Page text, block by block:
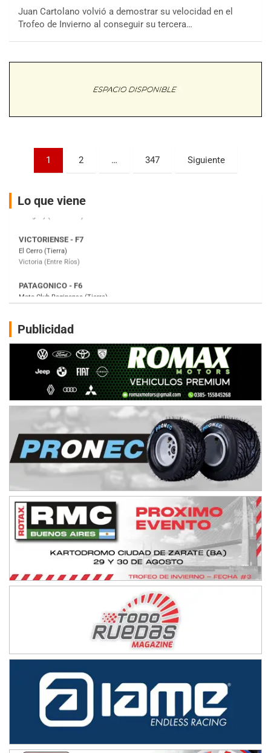
Juan Cartolano volvió a demostrar su velocidad en el
Trofeo de Invierno al conseguir su tercera…
Paginación
entradas
1 2 … 347 Siguiente
Lo que viene
COBERTURA ESPECIAL DE E-KART.COM.AR
08/09-AGO
IAME SERIES ARGENTINA 6
Parque de la Velocidad (Asfalto)
Villaguay (Entre Ríos)
Victoria (Entre Ríos)
Moto Club Reginense (Tierra)
Gral. E. Godoy (Río Negro)
Juventud Unida (Tierra)
Humboldt (Santa Fe)
Ciudad de Avellaneda (Asfalto)
Avellaneda (Santa Fe)
SUR SANTAFESINO - F4
José Samuel Sánchez (Tierra)
Rufino (Santa Fe)
TUCUMANO - F5
Juan Navarro (Asfalto)
El Timbó (Tucumán)
COBERTURA ESPECIAL DE E-KART.COM.AR
08/09-AGO
IAME SERIES ARGENTINA 6
Ramiro Tot (Asfalto)
Baradero (Buenos Aires)
KDO - F6
Ciudad de Trenque Lauquen (Asfalto)
Trenque Lauquen (Buenos Aires)
ENTRERRIANO - F6 (POSTERGADA)
Victoria (Entre Ríos)
PATAGONICO - F6
Moto Club Reginense (Tierra)
Gral. E. Godoy (Río Negro)
CSK - F7
Humboldt (Santa Fe)
Publicidad